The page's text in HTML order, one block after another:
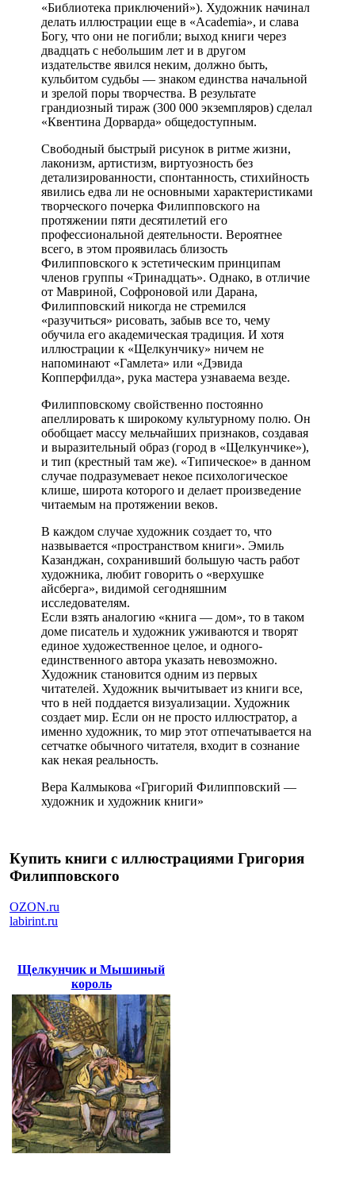
«Библиотека приключений»). Художник начинал
делать иллюстрации еще в «Academia», и слава
Богу, что они не погибли; выход книги через
двадцать с небольшим лет и в другом
издательстве явился неким, должно быть,
кульбитом судьбы — знаком единства начальной
и зрелой поры творчества. В результате
грандиозный тираж (300 000 экземпляров) сделал
«Квентина Дорварда» общедоступным.
Свободный быстрый рисунок в ритме жизни,
лаконизм, артистизм, виртуозность без
детализированности, спонтанность, стихийность
явились едва ли не основными характеристиками
творческого почерка Филипповского на
протяжении пяти десятилетий его
профессиональной деятельности. Вероятнее
всего, в этом проявилась близость
Филипповского к эстетическим принципам
членов группы «Тринадцать». Однако, в отличие
от Мавриной, Софроновой или Дарана,
Филипповский никогда не стремился
«разучиться» рисовать, забыв все то, чему
обучила его академическая традиция. И хотя
иллюстрации к «Щелкунчику» ничем не
напоминают «Гамлета» или «Дэвида
Копперфилда», рука мастера узнаваема везде.
Филипповскому свойственно постоянно
апеллировать к широкому культурному полю. Он
обобщает массу мельчайших признаков, создавая
и выразительный образ (город в «Щелкунчике»),
и тип (крестный там же). «Типическое» в данном
случае подразумевает некое психологическое
клише, широта которого и делает произведение
читаемым на протяжении веков.
В каждом случае художник создает то, что
назвывается «пространством книги». Эмиль
Казанджан, сохранивший большую часть работ
художника, любит говорить о «верхушке
айсберга», видимой сегодняшним
исследователям.
Если взять аналогию «книга — дом», то в таком
доме писатель и художник уживаются и творят
единое художественное целое, и одного-
единственного автора указать невозможно.
Художник становится одним из первых
читателей. Художник вычитывает из книги все,
что в ней поддается визуализации. Художник
создает мир. Если он не просто иллюстратор, а
именно художник, то мир этот отпечатывается на
сетчатке обычного читателя, входит в сознание
как некая реальность.
Вера Калмыкова «Григорий Филипповский —
художник и художник книги»
Купить книги с иллюстрациями Григория
Филипповского
OZON.ru
labirint.ru
Щелкунчик и Мышиный
король